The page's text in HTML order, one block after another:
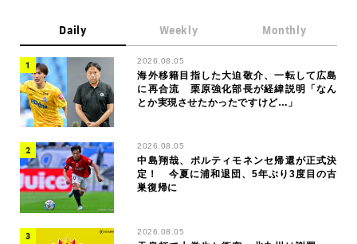
Daily Weekly Monthly
2026.08.05
海外移籍目指した大迫敬介、一転して広島
に再合流 栗原強化部長が経緯説明「なん
とか実現させたかったですけど…」
2026.08.05
中島翔哉、ポルティモネンセ帰還が正式決
定！ 今夏に浦和退団、5年ぶり3度目の古
巣復帰に
2026.08.05